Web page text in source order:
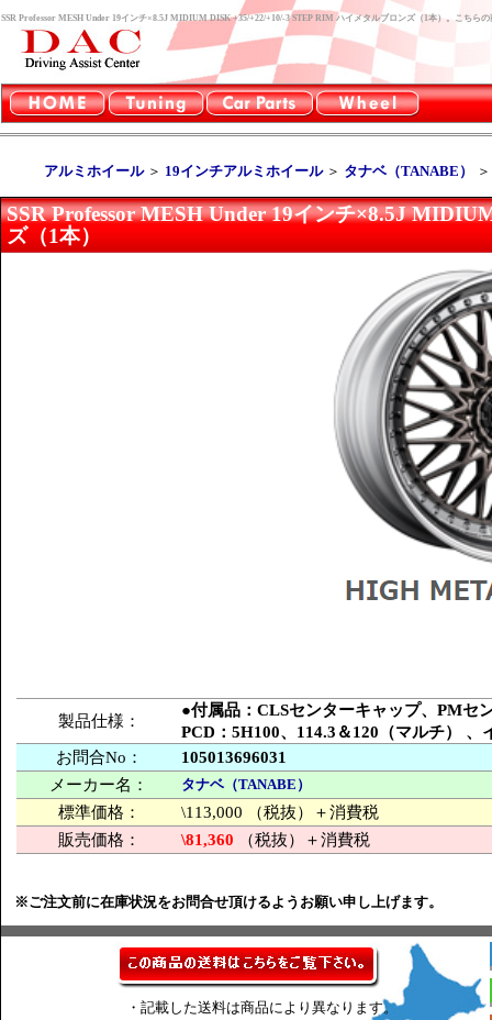
SSR Professor MESH Under 19インチ×8.5J MIDIUM DISK +35/+22/+10/-3 STEP RIM ハイメタルブロンズ（1本）。こちら
アルミホイール＞ 19インチアルミホイール＞ タナベ（TANABE）
SSR Professor MESH Under 19インチ×8.5J
ズ（1本）
製品仕様：
●付属品：CLSセンターキャップ、PM
PCD：5H100、114.3＆120（マルチ） 、
お問合No：
105013696031
メーカー名：
タナベ（TANABE）
標準価格：
\113,000 （税抜）＋消費税
販売価格：
\81,360 （税抜）＋消費税
※ご注文前に在庫状況をお問合せ頂けるようお願い申し上げます。
・記載した送料は商品により異なります。